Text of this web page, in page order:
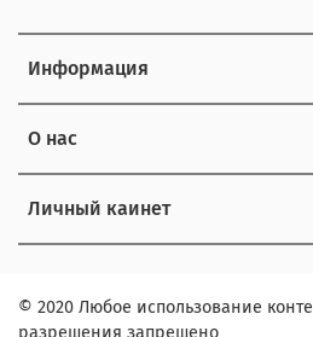
Информация
О нас
Личный каинет
© 2020 Любое использование